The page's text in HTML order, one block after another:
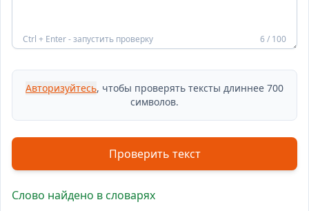
Ctrl + Enter - запустить проверку 6 / 100
Авторизуйтесь, чтобы проверять тексты длиннее 700
символов.
Проверить текст
Слово найдено в словарях